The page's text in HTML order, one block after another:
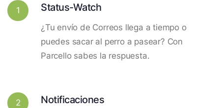
1 Status-Watch
¿Tu envío de Correos llega a tiempo o
puedes sacar al perro a pasear? Con
Parcello sabes la respuesta.
2 Notificaciones